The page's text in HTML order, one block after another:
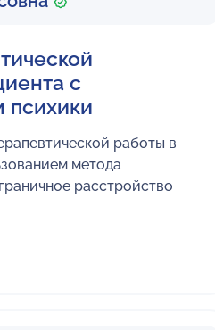
с
психики
работы в
метода
расстройство